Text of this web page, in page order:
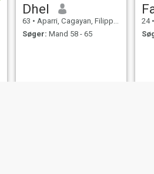
Dhel
63 • Aparri, Cagayan, Filippinerne
Søger: Mand 58 - 65
24 •